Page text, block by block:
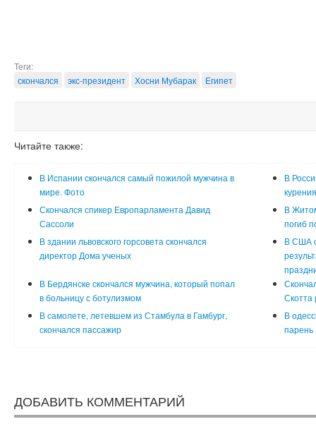
Теги:
скончался
экс-президент Хосни Мубарак Египет
Читайте также:
В Испании скончался самый пожилой мужчина в
мире. Фото
В
Скончался спикер Европарламента Давид
Сассоли
В
погиб
В здании львовского горсовета скончался
директор Дома ученых
В США
В Бердянске скончался мужчина, который попал
в больницу с ботулизмом
Скотта
В самолете, летевшем из Стамбула в Гамбург,
скончался пассажир
В
парень
ДОБАВИТЬ КОММЕНТАРИЙ